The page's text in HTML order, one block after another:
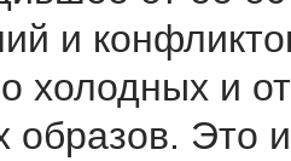
и
холодных и
образов. Это